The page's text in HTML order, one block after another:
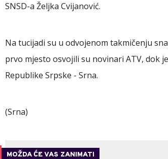
SNSD-a Željka Cvijanović.
Na tucijadi su u odvojenom takmičenju
prvo mjesto osvojili su novinari ATV, dok
Republike Srpske - Srna.
(Srna)
MOŽDA ĆE VAS ZANIMATI